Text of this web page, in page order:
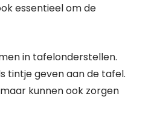
essentieel om de
in tafelonderstellen.
tintje geven aan de tafel.
kunnen ook zorgen